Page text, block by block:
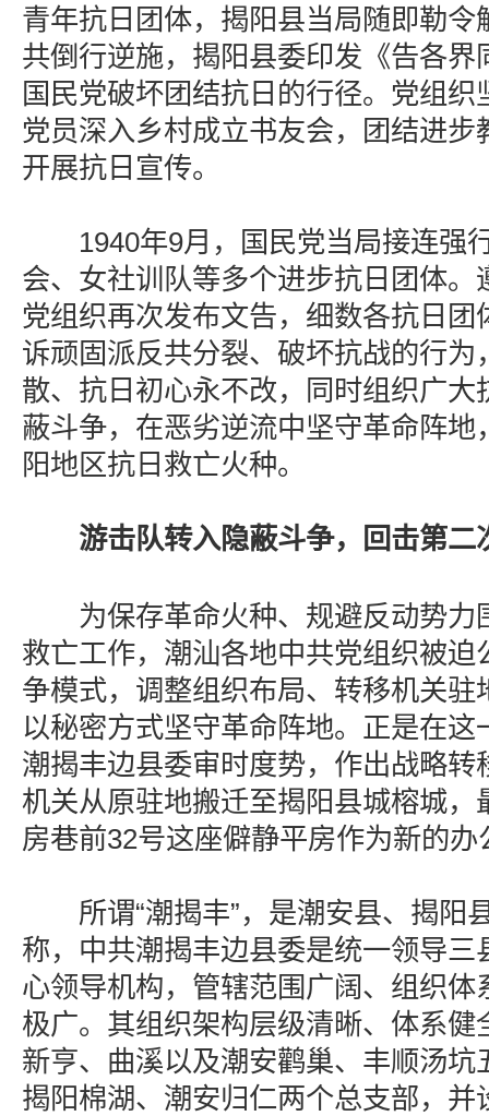
青年抗日团体，揭阳县当局随即勒令
共倒行逆施，揭阳县委印发《告各界
国民党破坏团结抗日的行径。党组
党员深入乡村成立书友会，团结进步
开展抗日宣传。
1940年9月，国民党当局接连强
会、女社训队等多个进步抗日团体。
党组织再次发布文告，细数各抗日团
诉顽固派反共分裂、破坏抗战的行为
散、抗日初心永不改，同时组织广大
蔽斗争，在恶劣逆流中坚守革命阵地
阳地区抗日救亡火种。
游击队转入隐蔽斗争，回击第二
为保存革命火种、规避反动势力
救亡工作，潮汕各地中共党组织被迫
争模式，调整组织布局、转移机关驻
以秘密方式坚守革命阵地。正是在这
潮揭丰边县委审时度势，作出战略转
机关从原驻地搬迁至揭阳县城榕城，
房巷前32号这座僻静平房作为新的
所谓“潮揭丰”，是潮安县、揭阳
称，中共潮揭丰边县委是统一领导三
心领导机构，管辖范围广阔、组织体
极广。其组织架构层级清晰、体系健
新亨、曲溪以及潮安鹳巢、丰顺汤坑
揭阳棉湖、潮安归仁两个总支部，并